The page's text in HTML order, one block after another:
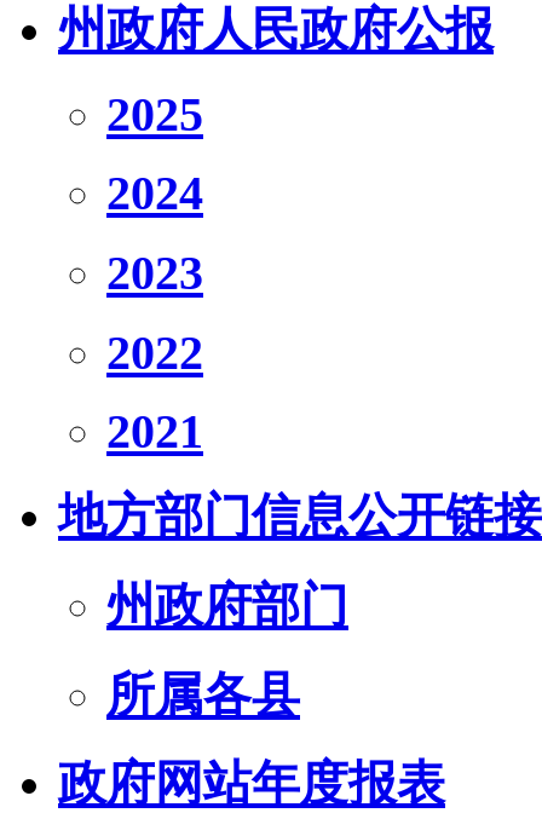
州政府人民政府公报
2025
2024
2023
2022
2021
地方部门信息公开链接
州政府部门
所属各县
政府网站年度报表